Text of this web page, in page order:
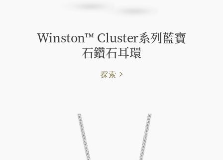
Winston™ Cluster系列藍寶
石鑽石耳環
探索